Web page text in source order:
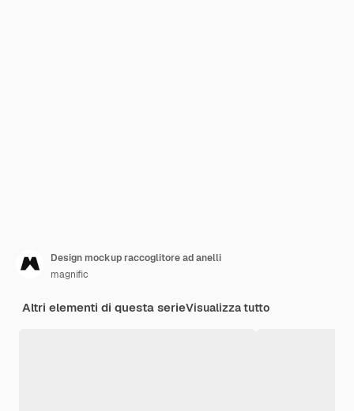
Design mockup raccoglitore ad anelli
magnific
Altri elementi di questa serieVisualizza tutto